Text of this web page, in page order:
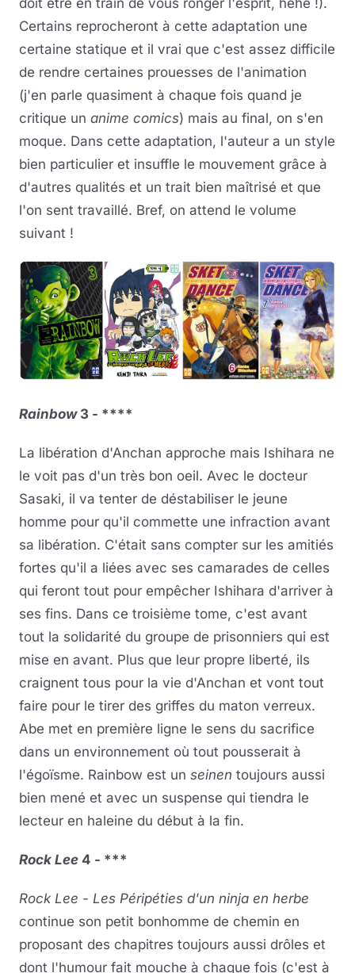
doit être en train de vous ronger l'esprit, héhé !).
Certains reprocheront à cette adaptation une
certaine statique et il vrai que c'est assez difficile
de rendre certaines prouesses de l'animation
(j'en parle quasiment à chaque fois quand je
critique un anime comics) mais au final, on s'en
moque. Dans cette adaptation, l'auteur a un style
bien particulier et insuffle le mouvement grâce à
d'autres qualités et un trait bien maîtrisé et que
l'on sent travaillé. Bref, on attend le volume
suivant !
Rainbow 3 - ****
La libération d'Anchan approche mais Ishihara ne
le voit pas d'un très bon oeil. Avec le docteur
Sasaki, il va tenter de déstabiliser le jeune
homme pour qu'il commette une infraction avant
sa libération. C'était sans compter sur les amitiés
fortes qu'il a liées avec ses camarades de celles
qui feront tout pour empêcher Ishihara d'arriver à
ses fins. Dans ce troisième tome, c'est avant
tout la solidarité du groupe de prisonniers qui est
mise en avant. Plus que leur propre liberté, ils
craignent tous pour la vie d'Anchan et vont tout
faire pour le tirer des griffes du maton verreux.
Abe met en première ligne le sens du sacrifice
dans un environnement où tout pousserait à
l'égoïsme. Rainbow est un seinen toujours aussi
bien mené et avec un suspense qui tiendra le
lecteur en haleine du début à la fin.
Rock Lee 4 - ***
Rock Lee - Les Péripéties d'un ninja en herbe
continue son petit bonhomme de chemin en
proposant des chapitres toujours aussi drôles et
dont l'humour fait mouche à chaque fois (c'est à